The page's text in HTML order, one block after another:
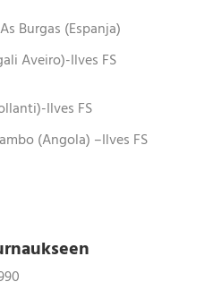
Burgas (Espanja)
Aveiro)-Ilves FS
Ilves FS
(Angola) –Ilves FS